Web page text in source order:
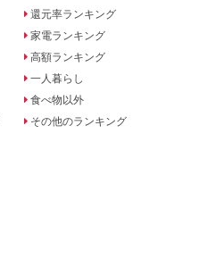
還元率ランキング
家電ランキング
高額ランキング
一人暮らし
食べ物以外
その他のランキング